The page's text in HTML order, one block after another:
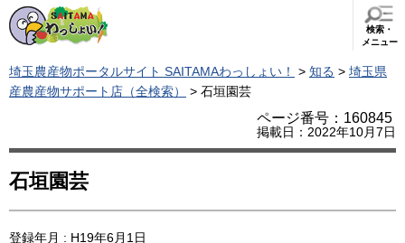
検索・
メニュー
埼玉農産物ポータルサイト SAITAMAわっしょい！ > 知る > 埼玉県
産農産物サポート店（全検索）
> 石垣園芸
ページ番号：160845
掲載日：2022年10月7日
石垣園芸
登録年月 : H19年6月1日